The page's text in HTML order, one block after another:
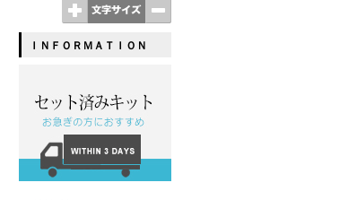
ＩＮＦＯＲＭＡＴＩＯＮ